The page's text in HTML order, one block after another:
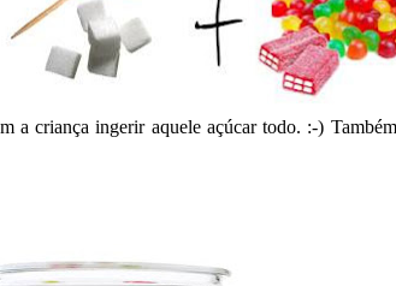
criança ingerir aquele açúcar todo. :-)